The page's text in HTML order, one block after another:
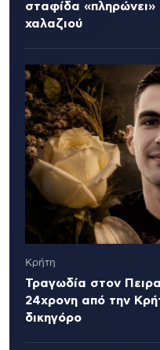
σταφίδα «πληρώνει»
χαλαζιού
Κρήτη
Τραγωδία στον
24χρονη από την
δικηγόρο